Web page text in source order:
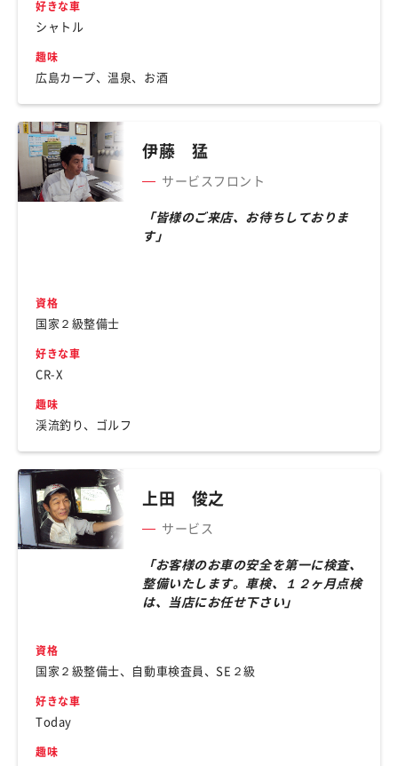
好きな車
シャトル
趣味
広島カープ、温泉、お酒
伊藤 猛
サービスフロント
「皆様のご来店、お待ちしておりま
す」
資格
国家２級整備士
好きな車
CR-X
趣味
渓流釣り、ゴルフ
上田 俊之
サービス
「お客様のお車の安全を第一に検査、
整備いたします。車検、１２ヶ月点検
は、当店にお任せ下さい」
資格
国家２級整備士、自動車検査員、SE２級
好きな車
Today
趣味